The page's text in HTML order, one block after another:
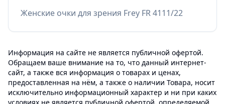
Женские очки для зрения Frey FR 4111/22
Информация на сайте не является публичной офертой.
Обращаем ваше внимание на то, что данный интернет-
сайт, а также вся информация о товарах и ценах,
предоставленная на нём, а также о наличии Товара, носит
исключительно информационный характер и ни при каких
условиях не является публичной офертой, определяемой